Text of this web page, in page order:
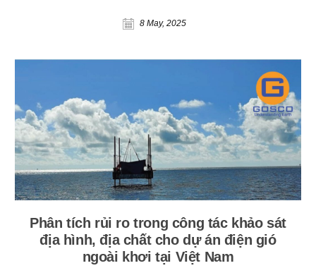
8 May, 2025
Phân tích rủi ro trong công tác khảo sát
địa hình, địa chất cho dự án điện gió
ngoài khơi tại Việt Nam